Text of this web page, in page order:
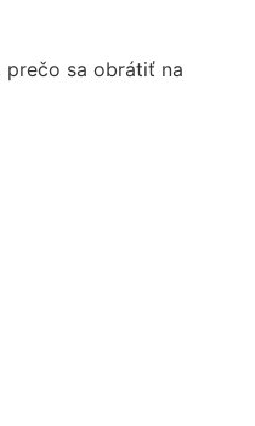
prečo sa obrátiť na